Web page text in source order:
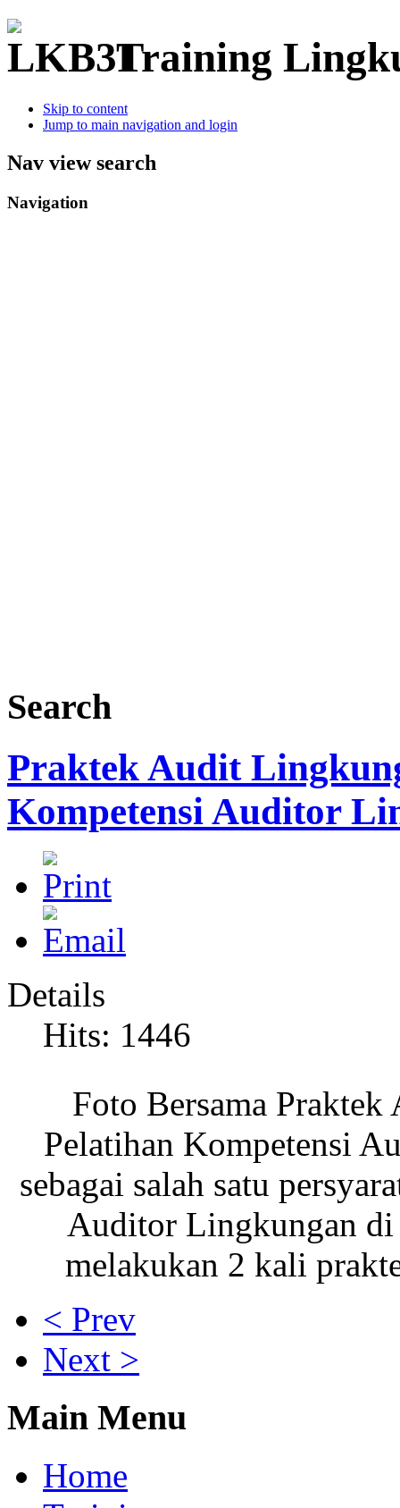
Training
Skip to content
Jump to main navigation and login
Nav view search
Navigation
Search
Praktek Audit
Kompetensi Auditor
Details
Hits: 1446
Foto Bersama
Pelatihan Kompetensi
sebagai salah satu
Auditor Lingkungan
melakukan 2 kali
< Prev
Next >
Main Menu
Home